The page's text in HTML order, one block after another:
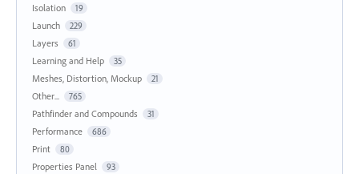
Isolation 19
Launch 229
Layers 61
Learning and Help 35
Meshes, Distortion, Mockup 21
Other... 765
Pathfinder and Compounds 31
Performance 686
Print 80
Properties Panel 93